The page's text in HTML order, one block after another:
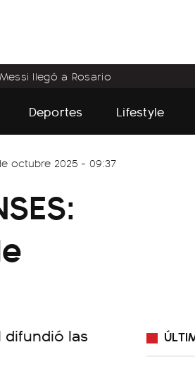
Messi llegó a Rosario
Deportes Lifestyle
octubre 2025 - 09:37
difundió las